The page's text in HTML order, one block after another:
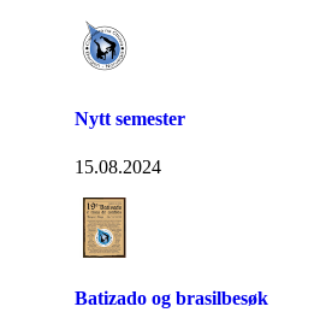
Nytt semester
15.08.2024
Batizado og brasilbesøk